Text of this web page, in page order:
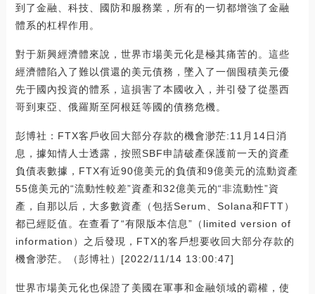
到了金融、科技、國防和服務業，所有的一切都增強了金融
體系的杠桿作用。
對于新興經濟體來說，世界市場美元化是極其痛苦的。這些
經濟體陷入了難以償還的美元債務，墜入了一個囤積美元優
先于國內投資的體系，這損害了本國收入，并引發了從墨西
哥到東亞、俄羅斯至阿根廷等國的債務危機。
彭博社：FTX客戶收回大部分存款的機會渺茫:11月14日消
息，據知情人士透露，按照SBF申請破產保護前一天的資產
負債表數據，FTX有近90億美元的負債和9億美元的流動資產
55億美元的“流動性較差”資產和32億美元的“非流動性”資
產，自那以后，大多數資產（包括Serum、Solana和FTT）
都已經貶值。在查看了“有限版本信息”（limited version of
information）之后發現，FTX的客戶想要收回大部分存款的
機會渺茫。（彭博社）[2022/11/14 13:00:47]
世界市場美元化也保證了美國在軍事和金融領域的霸權，使